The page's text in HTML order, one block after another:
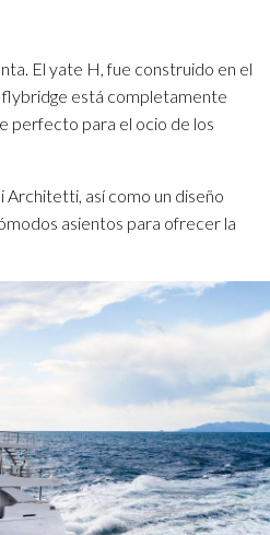
El yate H, fue construido en el
está completamente
perfecto para el ocio de los
así como un diseño
asientos para ofrecer la